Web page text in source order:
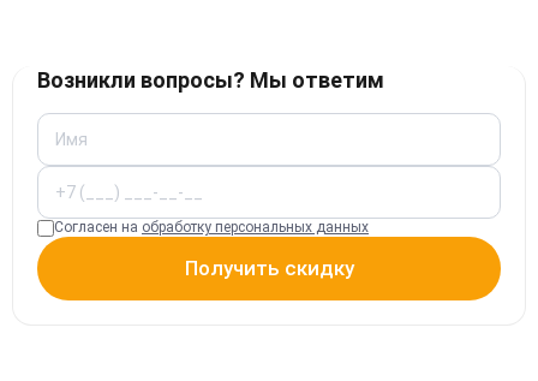
Возникли вопросы? Мы ответим
Согласен на обработку персональных данных
Получить скидку